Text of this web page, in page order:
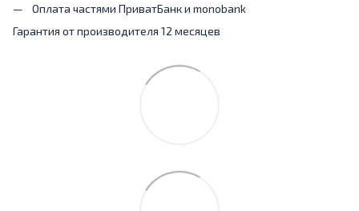
Оплата частями ПриватБанк и monobank
Гарантия от производителя 12 месяцев